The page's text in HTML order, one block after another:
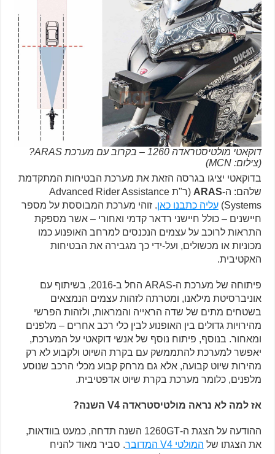
דוקאטי מולטיסטראדה 1260 – בקרוב עם מערכת ARAS?
(צילום: MCN)
בדוקאטי יציגו בגרסה הזאת את מערכת הבטיחות המתקדמת
שלהם: ה-ARAS
(ר"ת Advanced Rider Assistance
Systems) עליה כתבנו כאן. זוהי מערכת המבוססת על מספר
חיישנים – כולל חיישני רדאר קדמי ואחורי – אשר מספקת
התראות לרוכב על עצמים הנכנסים למרחב האופנוע כמו
מכוניות או מכשולים, ועל-ידי כך מגבירה את הבטיחות
האקטיבית.
פיתוחה של מערכת ה-ARAS החל ב-2016, בשיתוף עם
אוניברסיטת מילאנו, ומטרתה לזהות עצמים הנמצאים
בשטחים מתים של שדה הראייה והמראות, ולזהות הפרשי
מהירויות גדולים בין האופנוע לבין כלי רכב אחרים – מלפנים
ומאחור. בנוסף, פיתוח נוסף של אנשי דוקאטי על המערכת,
יאפשר למערכת להתממשק עם בקרת השיוט ולקבוע לא רק
מהירות שיוט קבועה, אלא גם מרחק קבוע מכלי הרכב שנוסע
מלפנים, כלומר מערכת בקרת שיוט אדפטיבית.
אז למה לא נראה מולטיסטראדה V4 השנה?
ההודעה על הצגת ה-1260GT השנה תדחה, כמעט בוודאות,
את הצגתו של המולטי V4 המדובר
. סביר מאוד להניח